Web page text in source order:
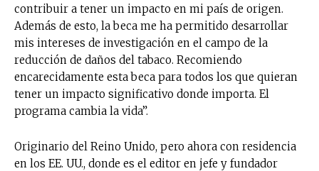
contribuir a tener un impacto en mi país de origen.
Además de esto, la beca me ha permitido desarrollar
mis intereses de investigación en el campo de la
reducción de daños del tabaco. Recomiendo
encarecidamente esta beca para todos los que quieran
tener un impacto significativo donde importa. El
programa cambia la vida”.
Originario del Reino Unido, pero ahora con residencia
en los EE. UU., donde es el editor en jefe y fundador